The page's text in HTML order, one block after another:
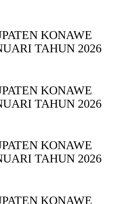
KONAWE
TAHUN 2026
KONAWE
TAHUN 2026
KONAWE
TAHUN 2026
KONAWE